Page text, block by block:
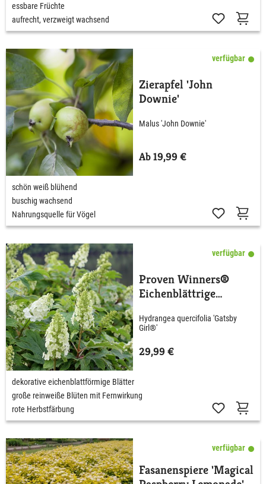
essbare Früchte
aufrecht, verzweigt wachsend
verfügbar
Zierapfel 'John
Downie'
Malus 'John Downie'
Ab 19,99 €
schön weiß blühend
buschig wachsend
Nahrungsquelle für Vögel
verfügbar
Proven Winners®
Eichenblättrige
Girl'
Hydrangea quercifolia 'Gatsby
Girl®'
29,99 €
dekorative eichenblattförmige Blätter
große reinweiße Blüten mit Fernwirkung
rote Herbstfärbung
verfügbar
Fasanenspiere 'Magical